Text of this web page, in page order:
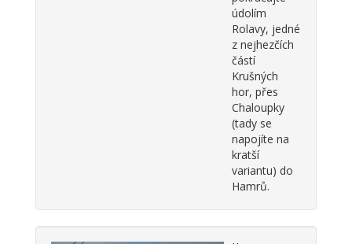
údolím
Rolavy, jedné
z nejhezčích
částí
Krušných
hor, přes
Chaloupky
(tady se
napojíte na
kratší
variantu) do
Hamrů.